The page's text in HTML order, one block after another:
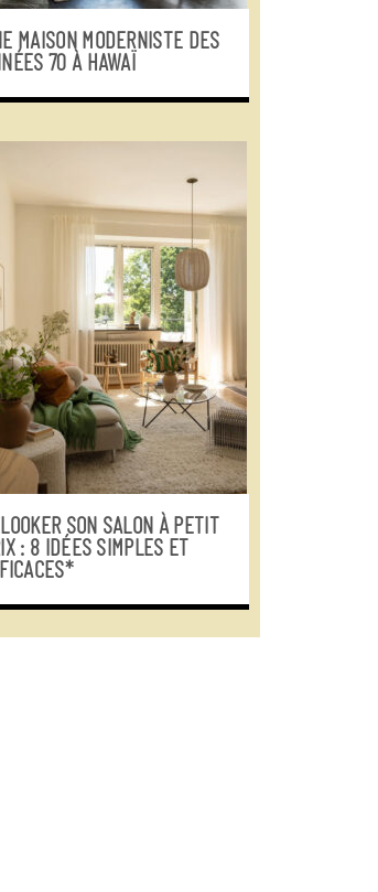
MAISON MODERNISTE DES
70 À HAWAÏ
SON SALON À PETIT
: 8 IDÉES SIMPLES ET